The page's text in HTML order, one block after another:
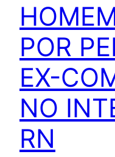
POR
EX-
NO
RN